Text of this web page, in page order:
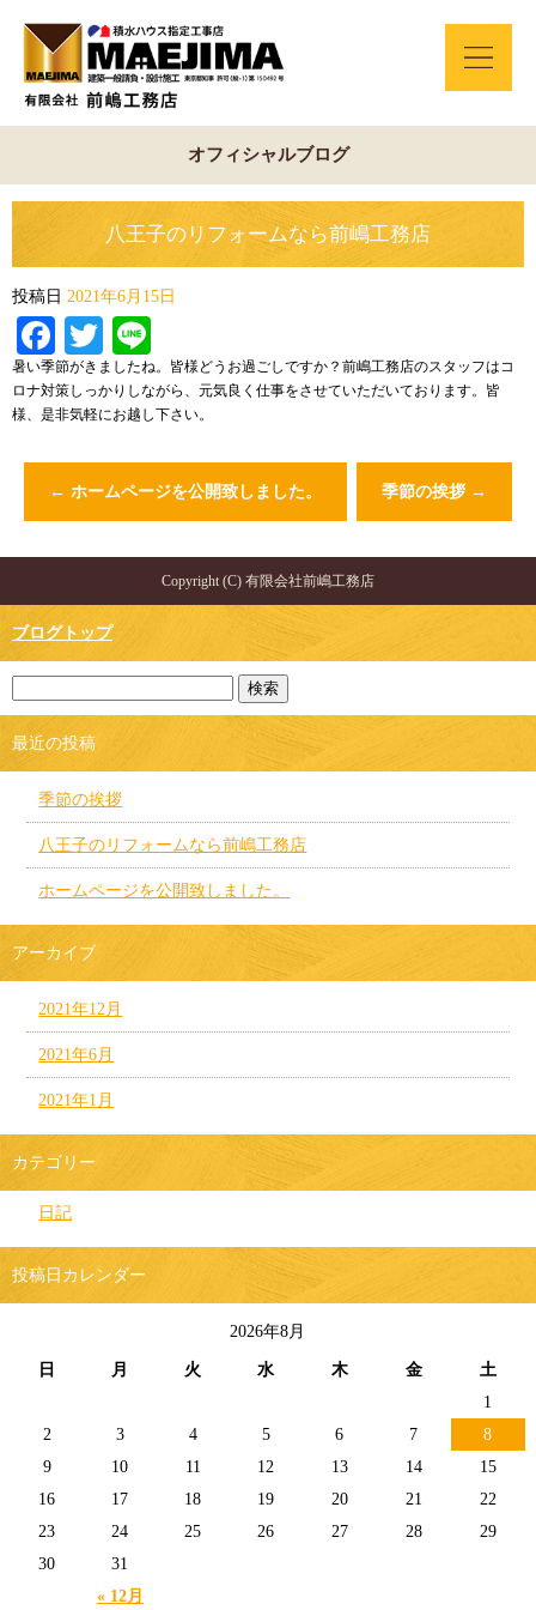
オフィシャルブログ
八王子のリフォームなら前嶋工務店
投稿日 2021年6月15日
Facebook
Twitter
暑い季節がきましたね。皆様どうお過ごしですか？前嶋工務店のスタッフはコ
ロナ対策しっかりしながら、元気良く仕事をさせていただいております。皆
様、是非気軽にお越し下さい。
← ホームページを公開致しました。 季節の挨拶 →
Copyright (C) 有限会社前嶋工務店
ブログトップ
最近の投稿
季節の挨拶
八王子のリフォームなら前嶋工務店
ホームページを公開致しました。
アーカイブ
2021年12月
2021年6月
2021年1月
カテゴリー
日記
投稿日カレンダー
2026年8月
日 月 火 水 木 金 土
« 12月
1
2
3 4 5 6 7
8
9
10 11 12 13 14
15
16
17 18 19 20 21
22
23
24 25 26 27 28
29
30
31